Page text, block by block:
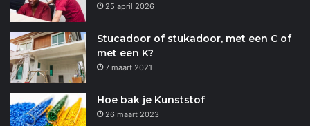
25 april 2026
Stucadoor of stukadoor, met een C of
met een K?
7 maart 2021
Hoe bak je Kunststof
26 maart 2023